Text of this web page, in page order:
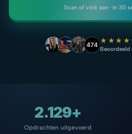
Scan of vink aan · in 30
474
2.129+
Opdrachten uitgevoerd